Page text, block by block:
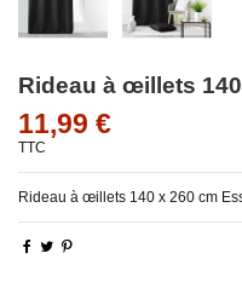
Rideau à œillets
11,99 €
TTC
Rideau à œillets 140 x 260 cm